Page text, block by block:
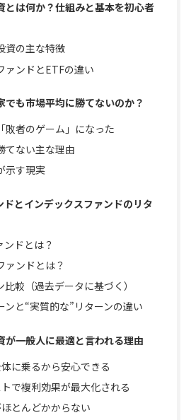
とは何か？仕組みと基本を初心者
資の主な特徴
ァンドとETFの違い
でも市場平均に勝てないのか？
敗者のゲーム」になった
てない主な理由
示す現実
ドとインデックスファンドのリタ
ンドとは？
ァンドとは？
較（過去データに基づく）
ンと“実質的な”リターンの違い
が一般人に最適と言われる理由
に乗るから安心できる
で複利効果が最大化される
とんどかからない